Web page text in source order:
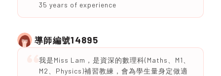
35 years of experience
導師編號14895
我是Miss Lam，是資深的數理科(Maths、M1、
M2、Physics)補習教練，會為學生量身定做適